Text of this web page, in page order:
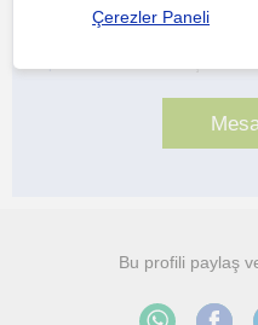
Bu profili paylaş
Çerezler Paneli